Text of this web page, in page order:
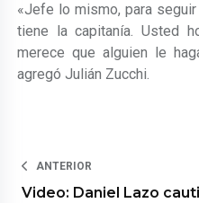
«Jefe lo mismo, para
tiene la capitanía. Usted
merece que alguien le
agregó Julián Zucchi.
ANTERIOR
Video: Daniel Lazo